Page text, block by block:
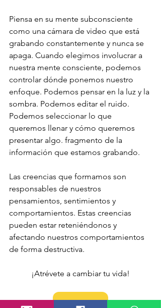
Piensa en su mente subconsciente
como una cámara de video que está
grabando constantemente y nunca se
apaga. Cuando elegimos involucrar a
nuestra mente consciente, podemos
controlar dónde ponemos nuestro
enfoque. Podemos pensar en la luz y la
sombra. Podemos editar el ruido.
Podemos seleccionar lo que
queremos llenar y cómo queremos
presentar algo. fragmento de la
información que estamos grabando.
Las creencias que formamos son
responsables de nuestros
pensamientos, sentimientos y
comportamientos. Estas creencias
pueden estar reteniéndonos y
afectando nuestros comportamientos
de forma destructiva.
¡Atrévete a cambiar tu vida!
¡Haz una cita!